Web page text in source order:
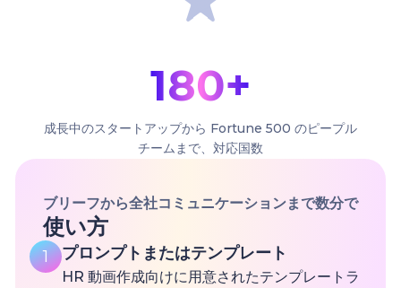
180+
成長中のスタートアップから Fortune 500 のピープル
チームまで、対応国数
ブリーフから全社コミュニケーションまで数分で
使い方
1 プロンプトまたはテンプレート
HR 動画作成向けに用意されたテンプレートラ